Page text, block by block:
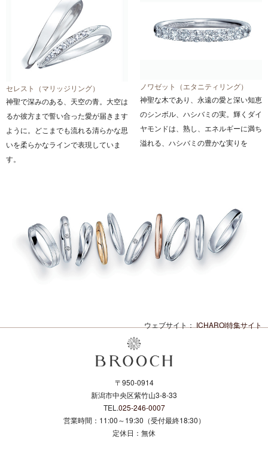
セレスト（マリッジリング）
神聖で深みのある、天空の青。大空は
るか彼方まで誓い合った愛が届きます
ように。どこまでも流れる清らかな思
いを柔らかなラインで表現していま
す。
ノワゼット（エタニティリング）
神聖な木であり、永遠の愛と深い知恵
のシンボル、ハシバミの実。輝くダイ
ヤモンドは、熟し、エネルギーに満ち
溢れる、ハシバミの豊かな実りを
ウェブサイト： ICHAROl特集サイト
〒950-0914
新潟市中央区紫竹山3-8-33
TEL.025-246-0007
営業時間：11:00～19:30（受付最終18:30）
定休日：無休